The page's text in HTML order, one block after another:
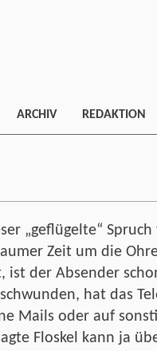
ARCHIV REDAKTION
„geflügelte“
Zeit um die
ist der Absender
hat das
Mails oder auf
Floskel kann ja